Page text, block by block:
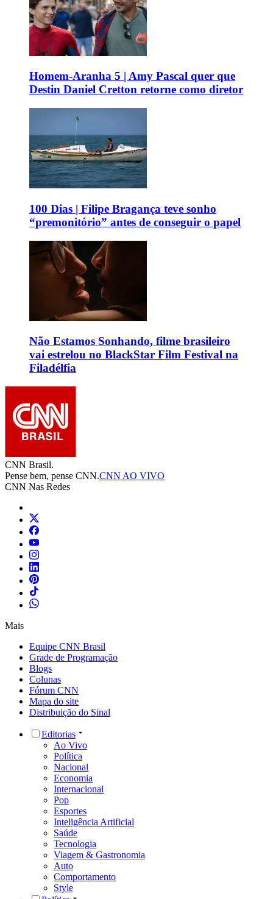
Homem-Aranha 5 | Amy Pascal quer que
Destin Daniel Cretton retorne como diretor
100 Dias | Filipe Bragança teve sonho
“premonitório” antes de conseguir o papel
Não Estamos Sonhando, filme brasileiro
vai estrelou no BlackStar Film Festival na
Filadélfia
CNN Brasil.
Pense bem, pense CNN.CNN AO VIVO
CNN Nas Redes
Mais
Equipe CNN Brasil
Grade de Programação
Blogs
Colunas
Fórum CNN
Mapa do site
Distribuição do Sinal
Editorias
Ao Vivo
Política
Nacional
Economia
Internacional
Pop
Esportes
Inteligência Artificial
Saúde
Tecnologia
Viagem & Gastronomia
Auto
Comportamento
Style